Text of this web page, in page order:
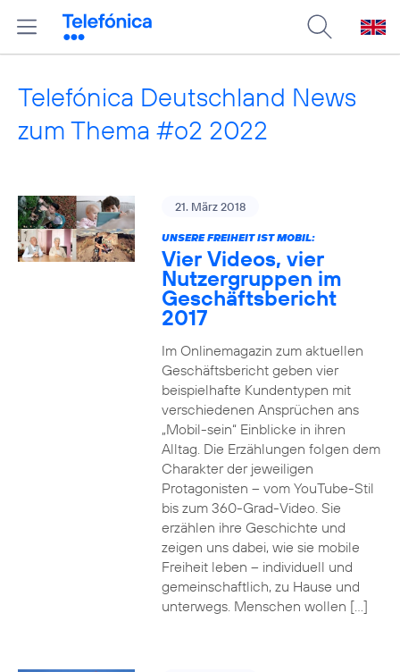
Telefónica Deutschland News
zum Thema #o2 2022
21. März 2018
UNSERE FREIHEIT IST MOBIL:
Vier Videos, vier
Nutzergruppen im
Geschäftsbericht
2017
Im Onlinemagazin zum aktuellen
Geschäftsbericht geben vier
beispielhafte Kundentypen mit
verschiedenen Ansprüchen ans
„Mobil-sein“ Einblicke in ihren
Alltag. Die Erzählungen folgen dem
Charakter der jeweiligen
Protagonisten – vom YouTube-Stil
bis zum 360-Grad-Video. Sie
erzählen ihre Geschichte und
zeigen uns dabei, wie sie mobile
Freiheit leben – individuell und
gemeinschaftlich, zu Hause und
unterwegs. Menschen wollen […]